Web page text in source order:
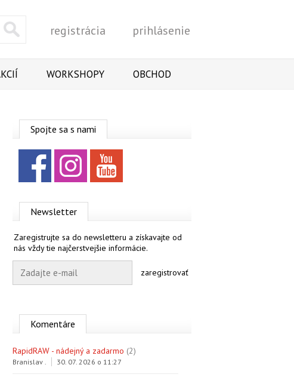
Vyhľadať
registrácia prihlásenie
WORKSHOPY OBCHOD
Spojte sa s nami
Facebook
Newsletter
Zaregistrujte sa do newsletteru a získavajte od
nás vždy tie najčerstvejšie informácie.
zaregistrovať
Komentáre
RapidRAW - nádejný a zadarmo (2)
Branislav . 30. 07. 2026 o 11:27